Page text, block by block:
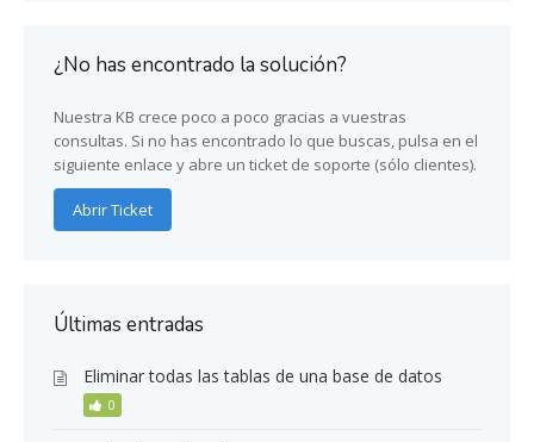
¿No has encontrado la solución?
Nuestra KB crece poco a poco gracias a vuestras
consultas. Si no has encontrado lo que buscas, pulsa en el
siguiente enlace y abre un ticket de soporte (sólo clientes).
Abrir Ticket
Últimas entradas
Eliminar todas las tablas de una base de datos
0